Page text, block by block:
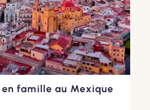
famille au Mexique